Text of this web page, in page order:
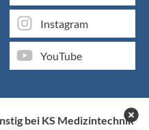
Instagram
YouTube
bei KS Medizintechnik